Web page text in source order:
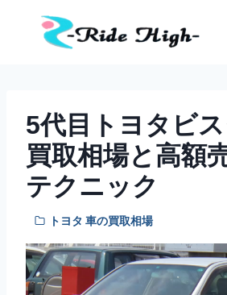
5代目トヨタビ
買取相場と高額
テクニック
トヨタ 車の買取相場